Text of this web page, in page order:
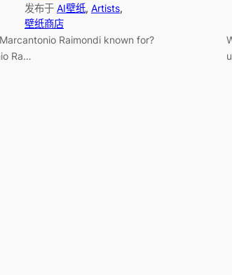
发布于 AI壁纸, Artists
壁纸商店
Raimondi known for?
Ra…